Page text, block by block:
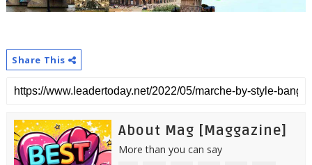
Share This
About Mag [Maggazine]
More than you can say